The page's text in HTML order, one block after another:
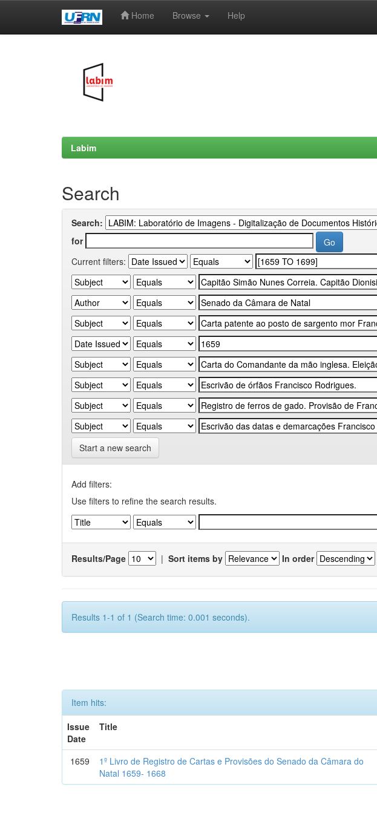
Home Browse Help
Labim
Search
Search:
for
Current filters:
Start a new search
Add filters:
Use filters to refine the search results.
Results/Page | Sort items by In order
Results 1-1 of 1 (Search time: 0.001 seconds).
Item hits:
Issue
Date
Title
1659
1º Livro de Registro de Cartas e Provisões do Senado da Câmara do
Natal 1659- 1668